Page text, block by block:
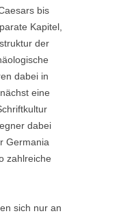
bis
Kapitel,
der
dabei in
eine
dabei
Germania
zahlreiche
sich nur an